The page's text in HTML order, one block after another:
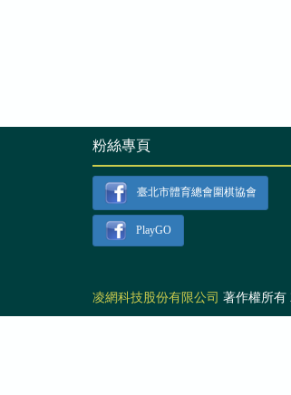
粉絲專頁
臺北市體育總會圍棋協會
PlayGO
凌網科技股份有限公司 著作權所有